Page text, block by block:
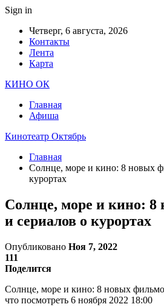
Sign in
Четверг, 6 августа, 2026
Контакты
Лента
Карта
КИНО ОК
Главная
Афиша
Кинотеатр Октябрь
Главная
Солнце, море и кино: 8 новых
курортах
Солнце, море и кино:
и сериалов о курортах
Опубликовано Ноя 7, 2022
111
Поделится
Солнце, море и кино: 8 новых
что посмотреть 6 ноября 2022 18:00